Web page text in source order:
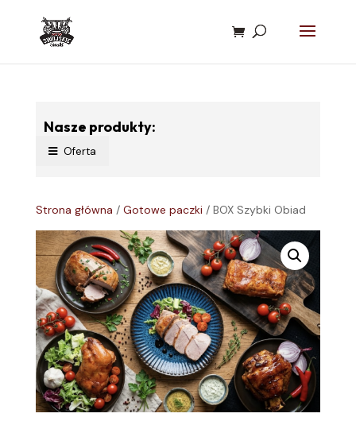
Nasze produkty:
Oferta
Strona główna / Gotowe paczki / BOX Szybki Obiad